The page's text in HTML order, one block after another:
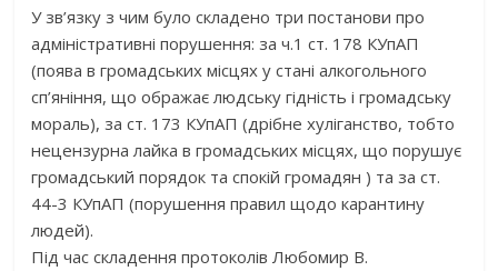
У зв’язку з чим було складено три постанови про
адміністративні порушення: за ч.1 ст. 178 КУпАП
(поява в громадських місцях у стані алкогольного
сп’яніння, що ображає людську гідність і громадську
мораль), за ст. 173 КУпАП (дрібне хуліганство, тобто
нецензурна лайка в громадських місцях, що порушує
громадський порядок та спокій громадян ) та за ст.
44-3 КУпАП (порушення правил щодо карантину
людей).
Під час складення протоколів Любомир В.